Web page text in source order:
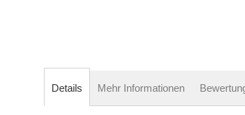
Details Mehr Informationen